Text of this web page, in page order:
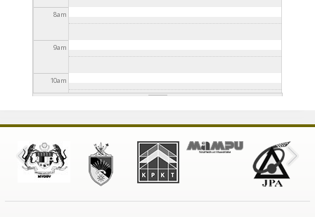
8am
9am
10am
12pm